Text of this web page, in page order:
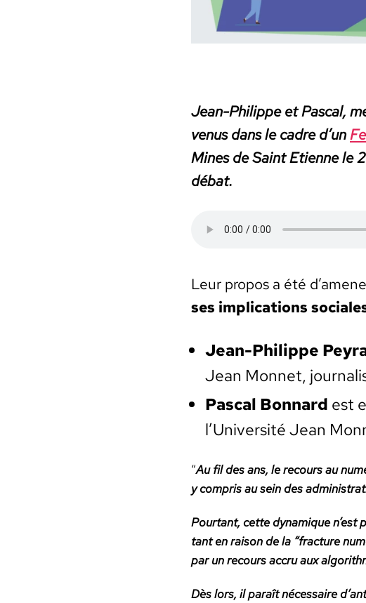
Jean-Philippe et Pas­cal,
venus dans le cadre d’un
Mines de Saint Eti­enne le
débat.
Leur pro­pos a été
ses impli­ca­tions
Jean-Philippe
Jean Mon­net,
Pas­cal Bon­nard est
l’Université Jean
“Au fil des ans, le recours au
y com­pris au sein des
Pour­tant, cette dynamique n’est
tant en rai­son de la “frac­ture
par un recours accru aux
Dès lors, il paraît néces­saire